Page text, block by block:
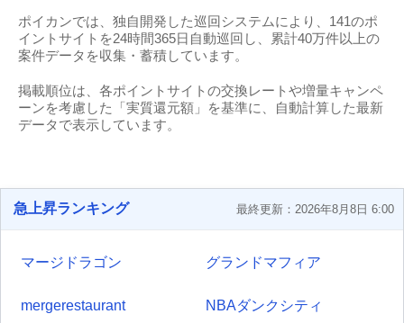
ポイカンでは、独自開発した巡回システムにより、141のポ
イントサイトを24時間365日自動巡回し、累計40万件以上の
案件データを収集・蓄積しています。
掲載順位は、各ポイントサイトの交換レートや増量キャンペ
ーンを考慮した「実質還元額」を基準に、自動計算した最新
データで表示しています。
急上昇ランキング 最終更新：2026年8月8日 6:00
マージドラゴン グランドマフィア
mergerestaurant NBAダンクシティ